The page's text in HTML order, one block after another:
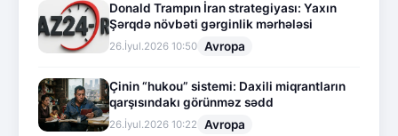
Donald Trampın İran strategiyası: Yaxın
Şərqdə növbəti gərginlik mərhələsi
26.İyul.2026 10:50 Avropa
Çinin “hukou” sistemi: Daxili miqrantların
qarşısındakı görünməz sədd
26.İyul.2026 10:22 Avropa